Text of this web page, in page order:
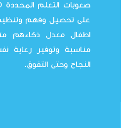
على تحصيل وفهم
اطفال معدل ذكاءهم
مناسبة وتوفير رعاية
النجاح وحتى التفوق.